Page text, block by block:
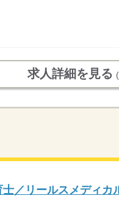
求人詳細を見る
／リールスメディカ